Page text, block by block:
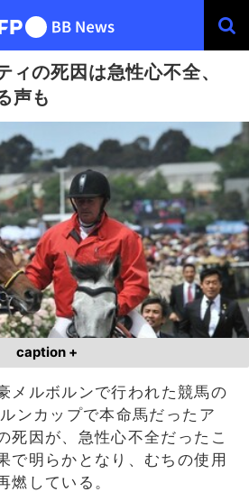
ィの死因は急性心不全、
声も
caption +
メルボルンで行われた競馬の
ンカップで本命馬だったア
死因が、急性心不全だったこ
で明らかとなり、むちの使用
燃している。